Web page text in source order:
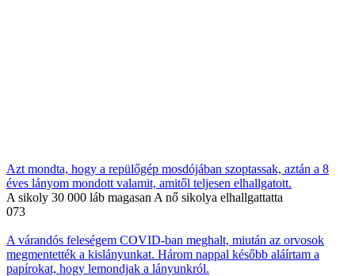
Azt mondta, hogy a repülőgép mosdójában szoptassak, aztán a 8
éves lányom mondott valamit, amitől teljesen elhallgatott.
A sikoly 30 000 láb magasan A nő sikolya elhallgattatta
073
A várandós feleségem COVID-ban meghalt, miután az orvosok
megmentették a kislányunkat. Három nappal később aláírtam a
papírokat, hogy lemondjak a lányunkról.